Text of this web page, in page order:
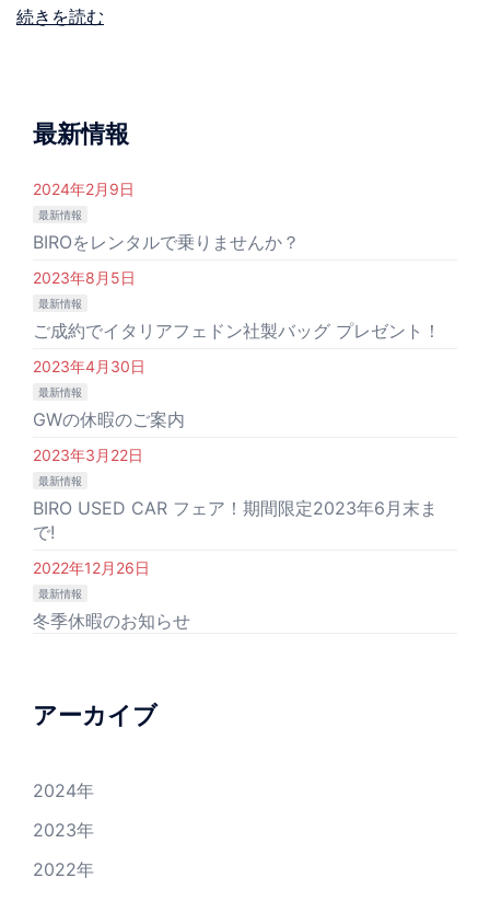
続きを読む
最新情報
2024年2月9日
最新情報
BIROをレンタルで乗りませんか？
2023年8月5日
最新情報
ご成約でイタリアフェドン社製バッグ プレゼント！
2023年4月30日
最新情報
GWの休暇のご案内
2023年3月22日
最新情報
BIRO USED CAR フェア！期間限定2023年6月末ま
で!
2022年12月26日
最新情報
冬季休暇のお知らせ
アーカイブ
2024年
2023年
2022年